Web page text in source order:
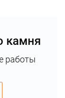
камня
работы